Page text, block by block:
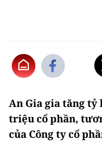
An Gia gia tăng tỷ
triệu cổ phần,
của Công ty cổ